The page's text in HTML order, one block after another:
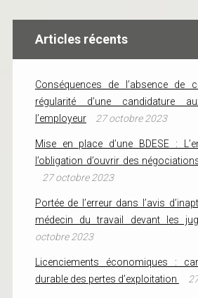
Articles récents
Conséquences de l’absence de
régularité d’une candidature
l’employeur
27 octobre 2023
Mise en place d’une BDESE :
l’obligation d’ouvrir des
27 octobre 2023
Portée de l’erreur dans l’avis
médecin du travail devant les
octobre 2023
Licenciements économiques :
durable des pertes d’exploitation